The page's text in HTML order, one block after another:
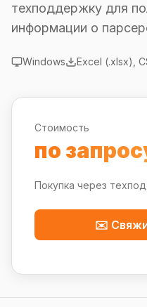
техподдержку для
информации о
Windows Excel (.xlsx),
Стоимость
по
Покупка через
✉️